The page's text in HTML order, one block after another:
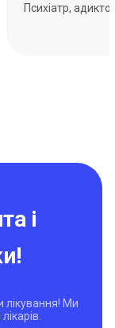
Психіатр,
і
Ми